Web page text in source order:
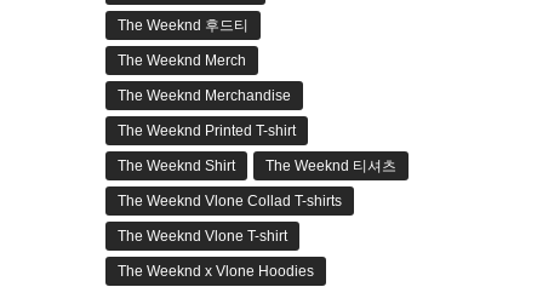
The Weeknd 후드티
The Weeknd Merch
The Weeknd Merchandise
The Weeknd Printed T-shirt
The Weeknd Shirt The Weeknd 티셔츠
The Weeknd Vlone Collad T-shirts
The Weeknd Vlone T-shirt
The Weeknd x Vlone Hoodies